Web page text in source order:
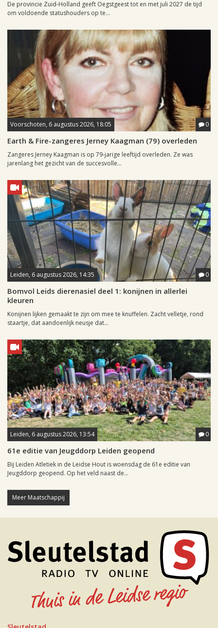
De provincie Zuid-Holland geeft Oegstgeest tot en met juli 2027 de tijd
om voldoende statushouders op te...
Voorschoten, 6 augustus 2026, 18:05 0
Earth & Fire-zangeres Jerney Kaagman (79) overleden
Zangeres Jerney Kaagman is op 79-jarige leeftijd overleden. Ze was
jarenlang het gezicht van de succesvolle...
Leiden, 6 augustus 2026, 14:35 0
Bomvol Leids dierenasiel deel 1: konijnen in allerlei
kleuren
Konijnen lijken gemaakt te zijn om mee te knuffelen. Zacht velletje, rond
staartje, dat aandoenlijk neusje dat...
Leiden, 6 augustus 2026, 13:54 0
61e editie van Jeugddorp Leiden geopend
Bij Leiden Atletiek in de Leidse Hout is woensdag de 61e editie van
Jeugddorp geopend. Op het veld naast de...
Meer Maatschappij